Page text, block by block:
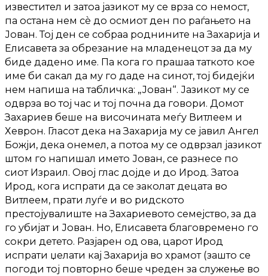
известител и затоа јазикот му се врза со немост,
па остана нем сè до осмиот ден по раѓањето на
Јован. Тој ден се собраа роднините на Захарија и
Елисавета за обрезание на младенецот за да му
биде дадено име. Па кога го прашаа таткото кое
име би сакал да му го даде на синот, тој бидејќи
нем напиша на табличка: „Јован“. Јазикот му се
одврза во тој час и тој почна да говори. Домот
Захариев беше на височината меѓу Витлеем и
Хеврон. Гласот дека на Захарија му се јавил Ангел
Божји, дека онемел, а потоа му се одврзал јазикот
штом го напишал името Јован, се разнесе по
сиот Израил. Овој глас дојде и до Ирод. Затоа
Ирод, кога испрати да се заколат децата во
Витлеем, прати луѓе и во ридското
престојувалиште на Захариевото семејство, за да
го убијат и Јован. Но, Елисавета благовремено го
сокри детето. Разјарен од ова, царот Ирод
испрати џелати кај Захарија во храмот (зашто се
погоди тој повторно беше чреден за служење во